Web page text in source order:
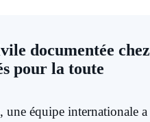
documentée chez
pour la toute
une équipe internationale a